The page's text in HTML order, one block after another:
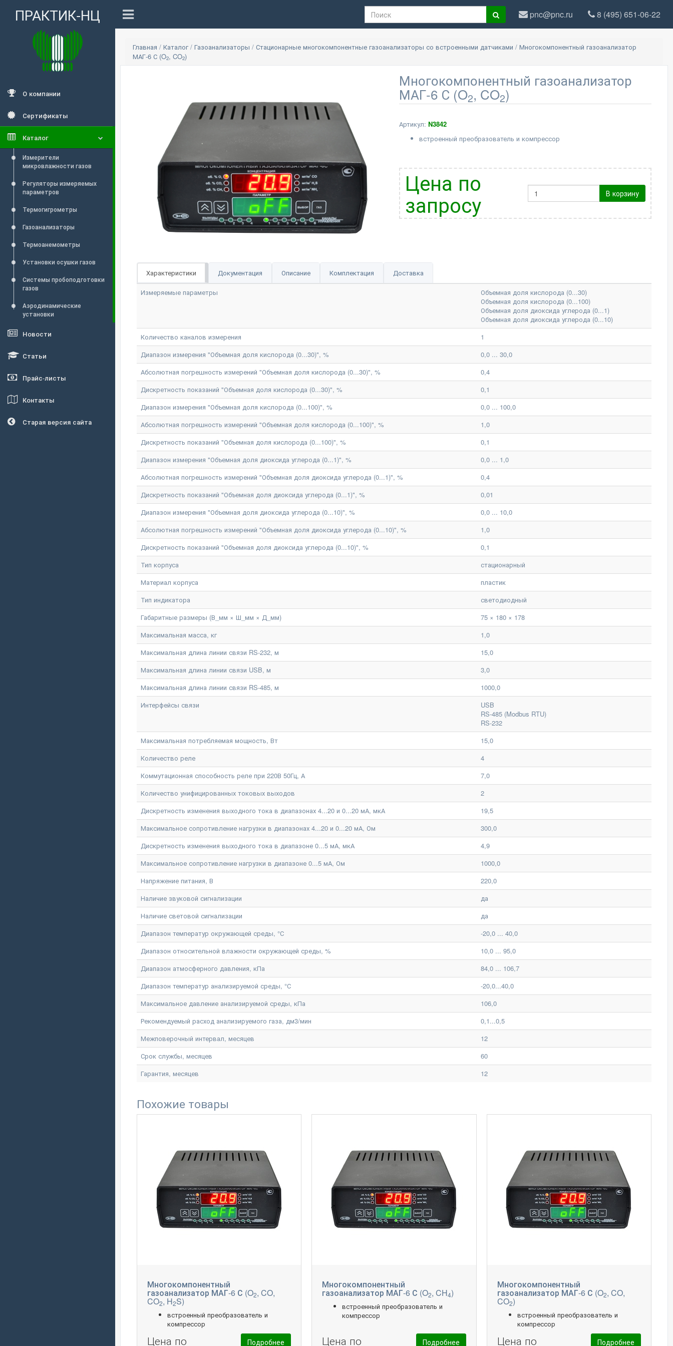
ПРАКТИК-НЦ
О компании
Сертификаты
Каталог
Измерители
микровлажности газов
Регуляторы измеряемых
параметров
Термогигрометры
Газоанализаторы
Термоанемометры
Установки осушки газов
Системы пробоподготовки
газов
Аэродинамические
установки
Новости
Статьи
Прайс-листы
Контакты
Старая версия сайта
8 (495) 651-06-22
pnc@pnc.ru
Главная / Каталог/ Газоанализаторы / Стационарные многокомпонентные газоанализаторы со встроенными датчиками / Многокомпонентный газоанализатор
МАГ-6 С (O2, CO2)
Многокомпонентный газоанализатор
МАГ-6 С (O2, CO2)
Артикул: N3842
встроенный преобразователь и компрессор
Цена по
запросу В корзину
Характеристики Документация Описание Комплектация Доставка
Измеряемые параметры
Объемная доля кислорода (0...30)
Объемная доля кислорода (0...100)
Объемная доля диоксида углерода (0...1)
Объемная доля диоксида углерода (0...10)
Количество каналов измерения
1
Диапазон измерения "Объемная доля кислорода (0...30)", %
0,0 ... 30,0
Абсолютная погрешность измерений "Объемная доля кислорода (0...30)", %
0,4
Дискретность показаний "Объемная доля кислорода (0...30)", %
0,1
Диапазон измерения "Объемная доля кислорода (0...100)", %
0,0 ... 100,0
Абсолютная погрешность измерений "Объемная доля кислорода (0...100)", %
1,0
Дискретность показаний "Объемная доля кислорода (0...100)", %
0,1
Диапазон измерения "Объемная доля диоксида углерода (0...1)", %
0,0 ... 1,0
Абсолютная погрешность измерений "Объемная доля диоксида углерода (0...1)", %
0,4
Дискретность показаний "Объемная доля диоксида углерода (0...1)", %
0,01
Диапазон измерения "Объемная доля диоксида углерода (0...10)", %
0,0 ... 10,0
Абсолютная погрешность измерений "Объемная доля диоксида углерода (0...10)", %
1,0
Дискретность показаний "Объемная доля диоксида углерода (0...10)", %
0,1
Тип корпуса
стационарный
Материал корпуса
пластик
Тип индикатора
светодиодный
Габаритные размеры (В_мм × Ш_мм × Д_мм)
75 × 180 × 178
Максимальная масса, кг
1,0
Максимальная длина линии связи RS-232, м
15,0
Максимальная длина линии связи USB, м
3,0
Максимальная длина линии связи RS-485, м
1000,0
Интерфейсы связи
USB
RS-485 (Modbus RTU)
RS-232
Максимальная потребляемая мощность, Вт
15,0
Количество реле
4
Коммутационная способность реле при 220В 50Гц, А
7,0
Количество унифицированных токовых выходов
2
Дискретность изменения выходного тока в диапазонах 4...20 и 0...20 мА, мкА
19,5
Максимальное сопротивление нагрузки в диапазонах 4...20 и 0...20 мА, Ом
300,0
Дискретность изменения выходного тока в диапазоне 0...5 мА, мкА
4,9
Максимальное сопротивление нагрузки в диапазоне 0...5 мА, Ом
1000,0
Напряжение питания, В
220,0
Наличие звуковой сигнализации
да
Наличие световой сигнализации
да
Диапазон температур окружающей среды, °С
-20,0 ... 40,0
Диапазон относительной влажности окружающей среды, %
10,0 ... 95,0
Диапазон атмосферного давления, кПа
84,0 ... 106,7
Диапазон температур анализируемой среды, °С
-20,0...40,0
Максимальное давление анализируемой среды, кПа
106,0
Рекомендуемый расход анализируемого газа, дм3/мин
0,1...0,5
Межповерочный интервал, месяцев
12
Срок службы, месяцев
60
Гарантия, месяцев
12
Похожие товары
Многокомпонентный
газоанализатор МАГ-6 С (O2, CO,
CO2, H2S)
встроенный преобразователь и
компрессор
Цена по Подробнее
Многокомпонентный
газоанализатор МАГ-6 С (O2, CH4)
встроенный преобразователь и
компрессор
Цена по Подробнее
Многокомпонентный
газоанализатор МАГ-6 С (O2, CO,
CO2)
встроенный преобразователь и
компрессор
Цена по Подробнее